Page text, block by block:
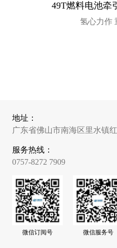
49T燃料电池牵
氢心力作
地址：
广东省佛山市南海区里水镇
服务热线：
0757-8272 7909
微信订阅号 微信服务号